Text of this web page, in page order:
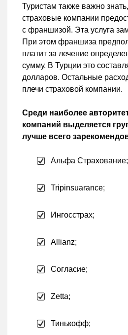
Туристам также важно
страховые компании
с франшизой. Эта услуга
При этом франшиза
платит за лечение
сумму. В Турции это
долларов. Остальные
плечи страховой компании.
Среди наиболее
компаний выделяется
лучше всего
Альфа Страхование;
Tripinsuarance;
Ингосстрах;
Allianz;
Согласие;
Zetta;
Тинькофф;